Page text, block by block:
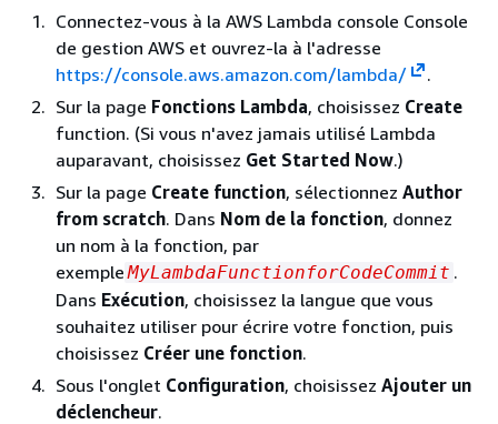
Connectez-vous à la AWS Lambda console Console
de gestion AWS et ouvrez-la à l'adresse
https://console.aws.amazon.com/lambda/
.
Sur la page Fonctions Lambda, choisissez Create
function. (Si vous n'avez jamais utilisé Lambda
auparavant, choisissez Get Started Now.)
Sur la page Create function, sélectionnez Author
from scratch. Dans Nom de la fonction, donnez
un nom à la fonction, par
exemple MyLambdaFunctionforCodeCommit .
Dans Exécution, choisissez la langue que vous
souhaitez utiliser pour écrire votre fonction, puis
choisissez Créer une fonction.
Sous l'onglet Configuration, choisissez Ajouter un
déclencheur.